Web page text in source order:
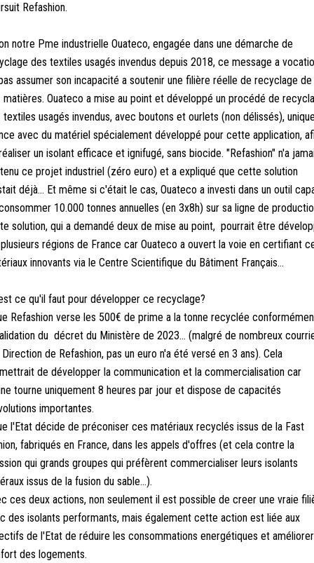
Refashion.
notre Pme industrielle Ouateco, engagée dans une démarche de
des textiles usagés invendus depuis 2018, ce message a
assumer son incapacité a soutenir une filière réelle de recyclage de
matières. Ouateco a mise au point et développé un procédé de
textiles usagés invendus, avec boutons et ourlets (non délissés),
avec du matériel spécialement développé pour cette application,
un isolant efficace et ignifugé, sans biocide. "Refashion" n'a
ce projet industriel (zéro euro) et a expliqué que cette solution
déjà... Et même si c'était le cas, Ouateco a investi dans un outil
10.000 tonnes annuelles (en 3x8h) sur sa ligne de
solution, qui a demandé deux de mise au point, pourrait être
régions de France car Ouateco a ouvert la voie en certifiant
innovants via le Centre Scientifique du Bâtiment Français...
ce qu'il faut pour développer ce recyclage?
Refashion verse les 500€ de prime a la tonne recyclée
du décret du Ministère de 2023... (malgré de nombreux
Direction de Refashion, pas un euro n'a été versé en 3 ans). Cela
de développer la communication et la commercialisation car
tourne uniquement 8 heures par jour et dispose de capacités
importantes.
l'Etat décide de préconiser ces matériaux recyclés issus de la Fast
fabriqués en France, dans les appels d'offres (et cela contre la
qui grands groupes qui préfèrent commercialiser leurs isolants
issus de la fusion du sable...).
ces deux actions, non seulement il est possible de creer une vraie
des isolants performants, mais également cette action est liée aux
de l'Etat de réduire les consommations energétiques et
des logements.